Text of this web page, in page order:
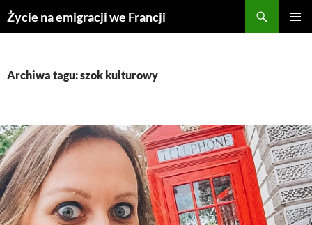
Przejdź
doŻycie na emigracji we Francji
Archiwa tagu: szok kulturowy